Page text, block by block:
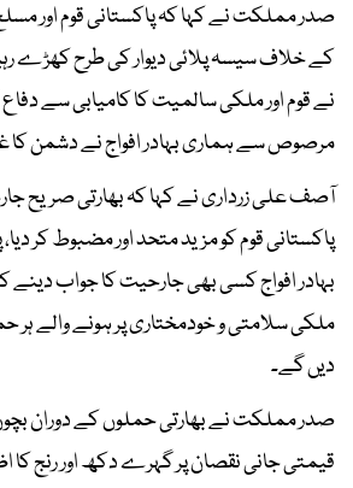
صدر مملکت نے کہا کہ پاکستانی قوم اور
کے خلاف سیسہ پلائی دیوار کی طرح کھڑے
نے قوم اور ملکی سالمیت کا کامیابی سے دفاع
مرصوص سے ہماری بہادر افواج نے دشمن کا
آصف علی زرداری نے کہا کہ بھارتی صریح
پاکستانی قوم کو مزید متحد اور مضبوط کر
بہادر افواج کسی بھی جارحیت کا جواب دینے
ملکی سلامتی و خودمختاری پر ہونے والے ہر
دیں گے۔
صدر مملکت نے بھارتی حملوں کے دوران
قیمتی جانی نقصان پر گہرے دکھ اور رنج کا